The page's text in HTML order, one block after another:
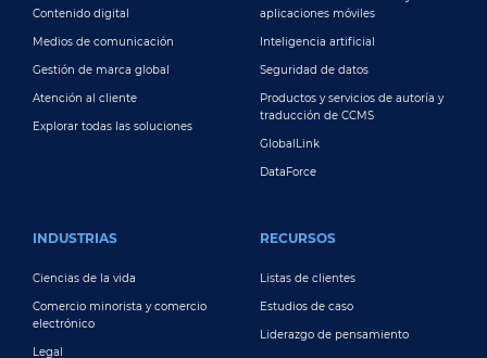
Contenido digital
Medios de comunicación
Gestión de marca global
Atención al cliente
Explorar todas las soluciones
aplicaciones móviles
Inteligencia artificial
Seguridad de datos
Productos y servicios de autoría y
traducción de CCMS
GlobalLink
DataForce
INDUSTRIAS
Ciencias de la vida
Comercio minorista y comercio
electrónico
Legal
RECURSOS
Listas de clientes
Estudios de caso
Liderazgo de pensamiento